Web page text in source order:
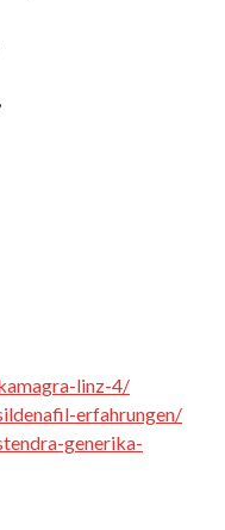
linz-4/
erfahrungen/
generika-